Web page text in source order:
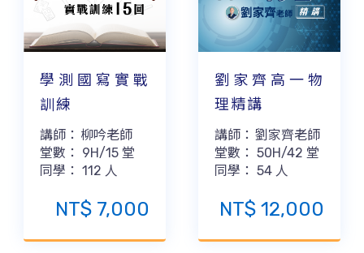
學測國寫實戰
訓練
講師： 柳吟老師
堂數：
9H/15 堂
同學： 112 人
NT$ 7,000
劉家齊高一物
理精講
講師： 劉家齊老師
堂數： 50H/42 堂
同學： 54 人
NT$ 12,000